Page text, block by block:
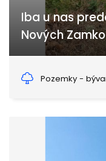
Iba u nas
Nových
Pozemky -